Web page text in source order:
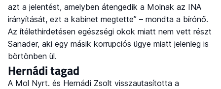
azt a jelentést, amelyben átengedik a Molnak az INA
irányítását, ezt a kabinet megtette” – mondta a bírónő.
Az ítélethirdetésen egészségi okok miatt nem vett részt
Sanader, aki egy másik korrupciós ügye miatt jelenleg is
börtönben ül.
Hernádi tagad
A Mol Nyrt. és Hernádi Zsolt visszautasította a